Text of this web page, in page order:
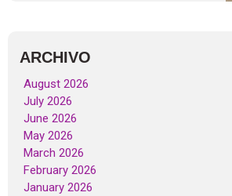
ARCHIVO
August 2026
July 2026
June 2026
May 2026
March 2026
February 2026
January 2026